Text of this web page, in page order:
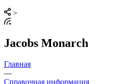
>
Jacobs Monarch
Главная
—
Справочная информация